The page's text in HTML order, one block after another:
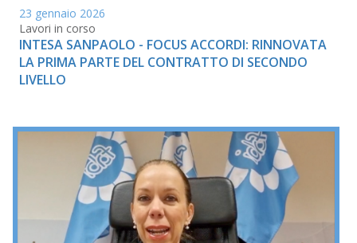
23 gennaio 2026
Lavori in corso
INTESA SANPAOLO - FOCUS ACCORDI: RINNOVATA
LA PRIMA PARTE DEL CONTRATTO DI SECONDO
LIVELLO